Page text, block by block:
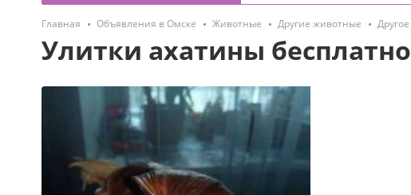
Главная Объявления в Омске Животные Другие животные Другое
Улитки ахатины бесплатно